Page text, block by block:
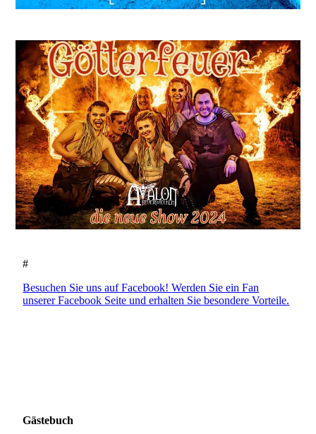
#
Besuchen Sie uns auf Facebook! Werden Sie ein Fan
unserer Facebook Seite und erhalten Sie besondere Vorteile.
Gästebuch